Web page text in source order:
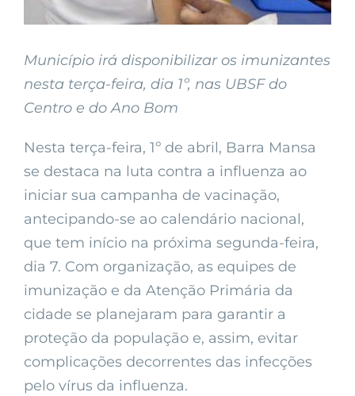
Município irá disponibilizar os imunizantes
nesta terça-feira, dia 1º, nas UBSF do
Centro e do Ano Bom
Nesta terça-feira, 1º de abril, Barra Mansa
se destaca na luta contra a influenza ao
iniciar sua campanha de vacinação,
antecipando-se ao calendário nacional,
que tem início na próxima segunda-feira,
dia 7. Com organização, as equipes de
imunização e da Atenção Primária da
cidade se planejaram para garantir a
proteção da população e, assim, evitar
complicações decorrentes das infecções
pelo vírus da influenza.